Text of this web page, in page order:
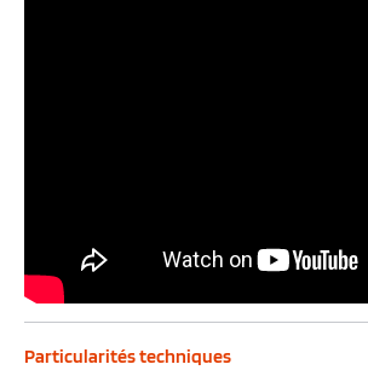
Particularités techniques